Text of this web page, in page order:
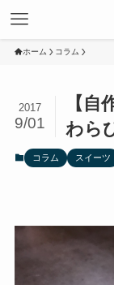
ホーム コラム
【
わら
2017
9/01
コラム スイーツ